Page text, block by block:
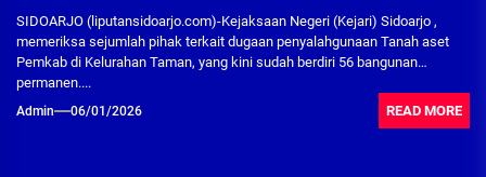
SIDOARJO (liputansidoarjo.com)-‎Kejaksaan‎ Negeri (Kejari) Sidoarjo ,
memeriksa sejumlah pihak terkait dugaan penyalahgunaan Tanah aset
Pemkab di Kelurahan Taman, yang kini sudah berdiri 56 bangunan
permanen....
Admin 06/01/2026 READ MORE